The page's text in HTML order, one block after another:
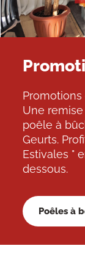
Promotions
Une
poêle à
Geurts.
Estivales "
dessous.
Poêles à